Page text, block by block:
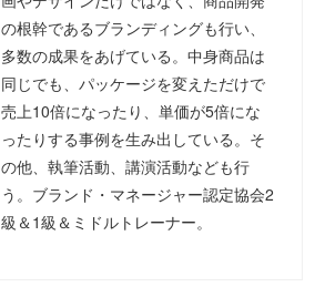
の根幹であるブランディングも行い、
多数の成果をあげている。中身商品は
同じでも、パッケージを変えただけで
売上10倍になったり、単価が5倍にな
ったりする事例を生み出している。そ
の他、執筆活動、講演活動なども行
う。ブランド・マネージャー認定協会2
級＆1級＆ミドルトレーナー。